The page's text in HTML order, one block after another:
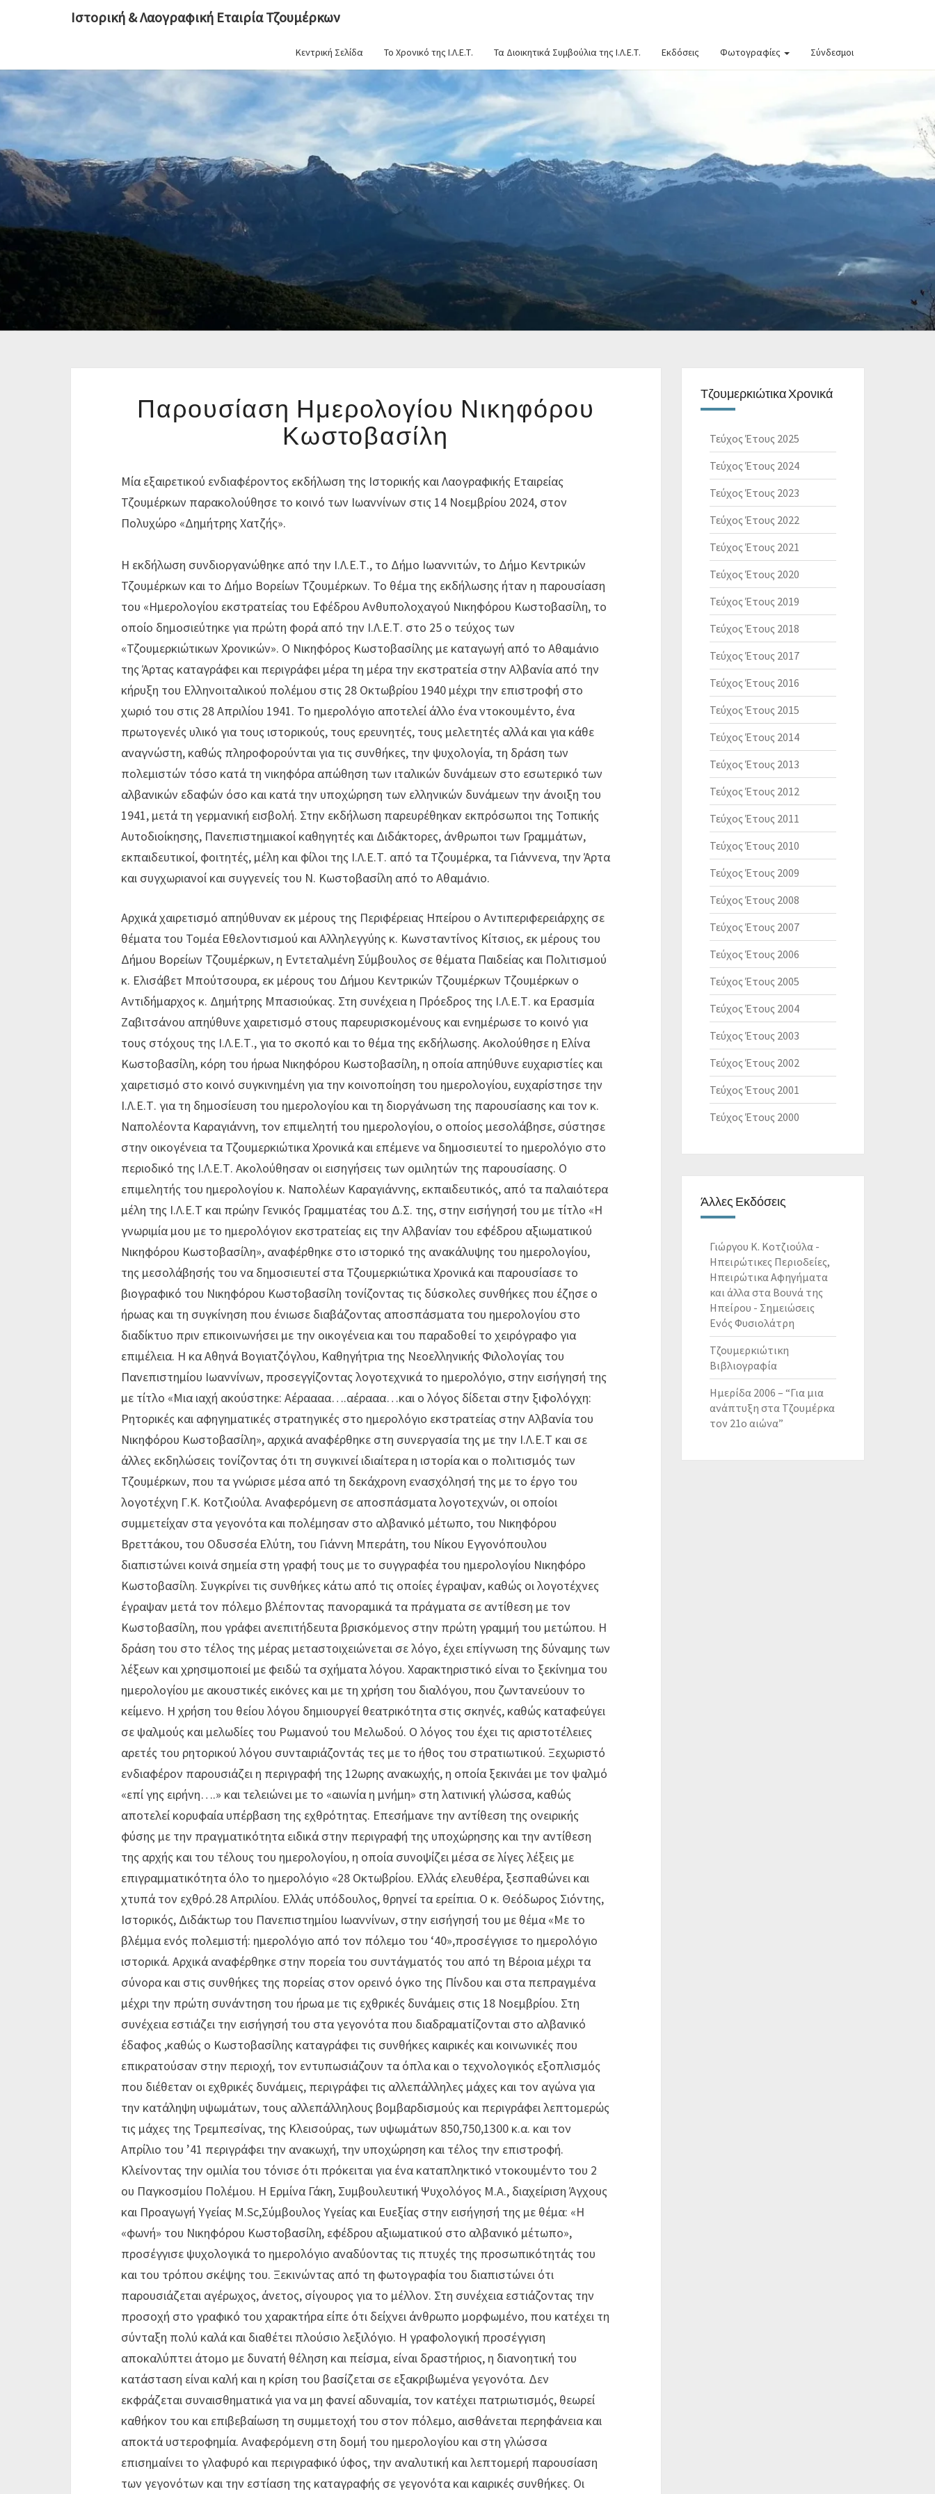
Ιστορική & Λαογραφική Εταιρία Τζουμέρκων
Κεντρική Σελίδα Το Χρονικό της Ι.Λ.Ε.Τ. Τα Διοικητικά Συμβούλια της Ι.Λ.Ε.Τ. Εκδόσεις Φωτογραφίες Σύνδεσμοι
Ημερολογίου
Νικηφόρου
Κωστοβασίλη
Παρουσίαση Ημερολογίου Νικηφόρου
Κωστοβασίλη
Μία εξαιρετικού ενδιαφέροντος εκδήλωση της Ιστορικής και Λαογραφικής Εταιρείας
Τζουμέρκων παρακολούθησε το κοινό των Ιωαννίνων στις 14 Νοεμβρίου 2024, στον
Πολυχώρο «Δημήτρης Χατζής».
Η εκδήλωση συνδιοργανώθηκε από την Ι.Λ.Ε.Τ., το Δήμο Ιωαννιτών, το Δήμο Κεντρικών
Τζουμέρκων και το Δήμο Βορείων Τζουμέρκων. Το θέμα της εκδήλωσης ήταν η παρουσίαση
του «Ημερολογίου εκστρατείας του Εφέδρου Ανθυπολοχαγού Νικηφόρου Κωστοβασίλη, το
οποίο δημοσιεύτηκε για πρώτη φορά από την Ι.Λ.Ε.Τ. στο 25 ο τεύχος των
«Τζουμερκιώτικων Χρονικών». Ο Νικηφόρος Κωστοβασίλης με καταγωγή από το Αθαμάνιο
της Άρτας καταγράφει και περιγράφει μέρα τη μέρα την εκστρατεία στην Αλβανία από την
κήρυξη του Ελληνοιταλικού πολέμου στις 28 Οκτωβρίου 1940 μέχρι την επιστροφή στο
χωριό του στις 28 Απριλίου 1941. Το ημερολόγιο αποτελεί άλλο ένα ντοκουμέντο, ένα
πρωτογενές υλικό για τους ιστορικούς, τους ερευνητές, τους μελετητές αλλά και για κάθε
αναγνώστη, καθώς πληροφορούνται για τις συνθήκες, την ψυχολογία, τη δράση των
πολεμιστών τόσο κατά τη νικηφόρα απώθηση των ιταλικών δυνάμεων στο εσωτερικό των
αλβανικών εδαφών όσο και κατά την υποχώρηση των ελληνικών δυνάμεων την άνοιξη του
1941, μετά τη γερμανική εισβολή. Στην εκδήλωση παρευρέθηκαν εκπρόσωποι της Τοπικής
Αυτοδιοίκησης, Πανεπιστημιακοί καθηγητές και Διδάκτορες, άνθρωποι των Γραμμάτων,
εκπαιδευτικοί, φοιτητές, μέλη και φίλοι της Ι.Λ.Ε.Τ. από τα Τζουμέρκα, τα Γιάννενα, την Άρτα
και συγχωριανοί και συγγενείς του Ν. Κωστοβασίλη από το Αθαμάνιο.
Αρχικά χαιρετισμό απηύθυναν εκ μέρους της Περιφέρειας Ηπείρου ο Αντιπεριφερειάρχης σε
θέματα του Τομέα Εθελοντισμού και Αλληλεγγύης κ. Κωνσταντίνος Κίτσιος, εκ μέρους του
Δήμου Βορείων Τζουμέρκων, η Εντεταλμένη Σύμβουλος σε θέματα Παιδείας και Πολιτισμού
κ. Ελισάβετ Μπούτσουρα, εκ μέρους του Δήμου Κεντρικών Τζουμέρκων Τζουμέρκων ο
Αντιδήμαρχος κ. Δημήτρης Μπασιούκας. Στη συνέχεια η Πρόεδρος της Ι.Λ.Ε.Τ. κα Ερασμία
Ζαβιτσάνου απηύθυνε χαιρετισμό στους παρευρισκομένους και ενημέρωσε το κοινό για
τους στόχους της Ι.Λ.Ε.Τ., για το σκοπό και το θέμα της εκδήλωσης. Ακολούθησε η Ελίνα
Κωστοβασίλη, κόρη του ήρωα Νικηφόρου Κωστοβασίλη, η οποία απηύθυνε ευχαριστίες και
χαιρετισμό στο κοινό συγκινημένη για την κοινοποίηση του ημερολογίου, ευχαρίστησε την
Ι.Λ.Ε.Τ. για τη δημοσίευση του ημερολογίου και τη διοργάνωση της παρουσίασης και τον κ.
Ναπολέοντα Καραγιάννη, τον επιμελητή του ημερολογίου, ο οποίος μεσολάβησε, σύστησε
στην οικογένεια τα Τζουμερκιώτικα Χρονικά και επέμενε να δημοσιευτεί το ημερολόγιο στο
περιοδικό της Ι.Λ.Ε.Τ. Ακολούθησαν οι εισηγήσεις των ομιλητών της παρουσίασης. Ο
επιμελητής του ημερολογίου κ. Ναπολέων Καραγιάννης, εκπαιδευτικός, από τα παλαιότερα
μέλη της Ι.Λ.Ε.Τ και πρώην Γενικός Γραμματέας του Δ.Σ. της, στην εισήγησή του με τίτλο «Η
γνωριμία μου με το ημερολόγιον εκστρατείας εις την Αλβανίαν του εφέδρου αξιωματικού
Νικηφόρου Κωστοβασίλη», αναφέρθηκε στο ιστορικό της ανακάλυψης του ημερολογίου,
της μεσολάβησής του να δημοσιευτεί στα Τζουμερκιώτικα Χρονικά και παρουσίασε το
βιογραφικό του Νικηφόρου Κωστοβασίλη τονίζοντας τις δύσκολες συνθήκες που έζησε ο
ήρωας και τη συγκίνηση που ένιωσε διαβάζοντας αποσπάσματα του ημερολογίου στο
διαδίκτυο πριν επικοινωνήσει με την οικογένεια και του παραδοθεί το χειρόγραφο για
επιμέλεια. Η κα Αθηνά Βογιατζόγλου, Καθηγήτρια της Νεοελληνικής Φιλολογίας του
Πανεπιστημίου Ιωαννίνων, προσεγγίζοντας λογοτεχνικά το ημερολόγιο, στην εισήγησή της
με τίτλο «Μια ιαχή ακούστηκε: Αέραααα….αέρααα…και ο λόγος δίδεται στην ξιφολόγχη:
Ρητορικές και αφηγηματικές στρατηγικές στο ημερολόγιο εκστρατείας στην Αλβανία του
Νικηφόρου Κωστοβασίλη», αρχικά αναφέρθηκε στη συνεργασία της με την Ι.Λ.Ε.Τ και σε
άλλες εκδηλώσεις τονίζοντας ότι τη συγκινεί ιδιαίτερα η ιστορία και ο πολιτισμός των
Τζουμέρκων, που τα γνώρισε μέσα από τη δεκάχρονη ενασχόλησή της με το έργο του
λογοτέχνη Γ.Κ. Κοτζιούλα. Αναφερόμενη σε αποσπάσματα λογοτεχνών, οι οποίοι
συμμετείχαν στα γεγονότα και πολέμησαν στο αλβανικό μέτωπο, του Νικηφόρου
Βρεττάκου, του Οδυσσέα Ελύτη, του Γιάννη Μπεράτη, του Νίκου Εγγονόπουλου
διαπιστώνει κοινά σημεία στη γραφή τους με το συγγραφέα του ημερολογίου Νικηφόρο
Κωστοβασίλη. Συγκρίνει τις συνθήκες κάτω από τις οποίες έγραψαν, καθώς οι λογοτέχνες
έγραψαν μετά τον πόλεμο βλέποντας πανοραμικά τα πράγματα σε αντίθεση με τον
Κωστοβασίλη, που γράφει ανεπιτήδευτα βρισκόμενος στην πρώτη γραμμή του μετώπου. Η
δράση του στο τέλος της μέρας μεταστοιχειώνεται σε λόγο, έχει επίγνωση της δύναμης των
λέξεων και χρησιμοποιεί με φειδώ τα σχήματα λόγου. Χαρακτηριστικό είναι το ξεκίνημα του
ημερολογίου με ακουστικές εικόνες και με τη χρήση του διαλόγου, που ζωντανεύουν το
κείμενο. Η χρήση του θείου λόγου δημιουργεί θεατρικότητα στις σκηνές, καθώς καταφεύγει
σε ψαλμούς και μελωδίες του Ρωμανού του Μελωδού. Ο λόγος του έχει τις αριστοτέλειες
αρετές του ρητορικού λόγου συνταιριάζοντάς τες με το ήθος του στρατιωτικού. Ξεχωριστό
ενδιαφέρον παρουσιάζει η περιγραφή της 12ωρης ανακωχής, η οποία ξεκινάει με τον ψαλμό
«επί γης ειρήνη….» και τελειώνει με το «αιωνία η μνήμη» στη λατινική γλώσσα, καθώς
αποτελεί κορυφαία υπέρβαση της εχθρότητας. Επεσήμανε την αντίθεση της ονειρικής
φύσης με την πραγματικότητα ειδικά στην περιγραφή της υποχώρησης και την αντίθεση
της αρχής και του τέλους του ημερολογίου, η οποία συνοψίζει μέσα σε λίγες λέξεις με
επιγραμματικότητα όλο το ημερολόγιο «28 Οκτωβρίου. Ελλάς ελευθέρα, ξεσπαθώνει και
χτυπά τον εχθρό.28 Απριλίου. Ελλάς υπόδουλος, θρηνεί τα ερείπια. Ο κ. Θεόδωρος Σιόντης,
Ιστορικός, Διδάκτωρ του Πανεπιστημίου Ιωαννίνων, στην εισήγησή του με θέμα «Με το
βλέμμα ενός πολεμιστή: ημερολόγιο από τον πόλεμο του ‘40»,προσέγγισε το ημερολόγιο
ιστορικά. Αρχικά αναφέρθηκε στην πορεία του συντάγματός του από τη Βέροια μέχρι τα
σύνορα και στις συνθήκες της πορείας στον ορεινό όγκο της Πίνδου και στα πεπραγμένα
μέχρι την πρώτη συνάντηση του ήρωα με τις εχθρικές δυνάμεις στις 18 Νοεμβρίου. Στη
συνέχεια εστιάζει την εισήγησή του στα γεγονότα που διαδραματίζονται στο αλβανικό
έδαφος ,καθώς ο Κωστοβασίλης καταγράφει τις συνθήκες καιρικές και κοινωνικές που
επικρατούσαν στην περιοχή, τον εντυπωσιάζουν τα όπλα και ο τεχνολογικός εξοπλισμός
που διέθεταν οι εχθρικές δυνάμεις, περιγράφει τις αλλεπάλληλες μάχες και τον αγώνα για
την κατάληψη υψωμάτων, τους αλλεπάλληλους βομβαρδισμούς και περιγράφει λεπτομερώς
τις μάχες της Τρεμπεσίνας, της Κλεισούρας, των υψωμάτων 850,750,1300 κ.α. και τον
Απρίλιο του ’41 περιγράφει την ανακωχή, την υποχώρηση και τέλος την επιστροφή.
Κλείνοντας την ομιλία του τόνισε ότι πρόκειται για ένα καταπληκτικό ντοκουμέντο του 2
ου Παγκοσμίου Πολέμου. Η Ερμίνα Γάκη, Συμβουλευτική Ψυχολόγος Μ.Α., διαχείριση Άγχους
και Προαγωγή Υγείας M.Sc,Σύμβουλος Υγείας και Ευεξίας στην εισήγησή της με θέμα: «Η
«φωνή» του Νικηφόρου Κωστοβασίλη, εφέδρου αξιωματικού στο αλβανικό μέτωπο»,
προσέγγισε ψυχολογικά το ημερολόγιο αναδύοντας τις πτυχές της προσωπικότητάς του
και του τρόπου σκέψης του. Ξεκινώντας από τη φωτογραφία του διαπιστώνει ότι
παρουσιάζεται αγέρωχος, άνετος, σίγουρος για το μέλλον. Στη συνέχεια εστιάζοντας την
προσοχή στο γραφικό του χαρακτήρα είπε ότι δείχνει άνθρωπο μορφωμένο, που κατέχει τη
σύνταξη πολύ καλά και διαθέτει πλούσιο λεξιλόγιο. Η γραφολογική προσέγγιση
αποκαλύπτει άτομο με δυνατή θέληση και πείσμα, είναι δραστήριος, η διανοητική του
κατάσταση είναι καλή και η κρίση του βασίζεται σε εξακριβωμένα γεγονότα. Δεν
εκφράζεται συναισθηματικά για να μη φανεί αδυναμία, τον κατέχει πατριωτισμός, θεωρεί
καθήκον του και επιβεβαίωση τη συμμετοχή του στον πόλεμο, αισθάνεται περηφάνεια και
αποκτά υστεροφημία. Αναφερόμενη στη δομή του ημερολογίου και στη γλώσσα
επισημαίνει το γλαφυρό και περιγραφικό ύφος, την αναλυτική και λεπτομερή παρουσίαση
των γεγονότων και την εστίαση της καταγραφής σε γεγονότα και καιρικές συνθήκες. Οι
Τζουμερκιώτικα Χρονικά
Τεύχος Έτους 2025
Τεύχος Έτους 2024
Τεύχος Έτους 2023
Τεύχος Έτους 2022
Τεύχος Έτους 2021
Τεύχος Έτους 2020
Τεύχος Έτους 2019
Τεύχος Έτους 2018
Τεύχος Έτους 2017
Τεύχος Έτους 2016
Τεύχος Έτους 2015
Τεύχος Έτους 2014
Τεύχος Έτους 2013
Τεύχος Έτους 2012
Τεύχος Έτους 2011
Τεύχος Έτους 2010
Τεύχος Έτους 2009
Τεύχος Έτους 2008
Τεύχος Έτους 2007
Τεύχος Έτους 2006
Τεύχος Έτους 2005
Τεύχος Έτους 2004
Τεύχος Έτους 2003
Τεύχος Έτους 2002
Τεύχος Έτους 2001
Τεύχος Έτους 2000
Άλλες Εκδόσεις
Γιώργου Κ. Κοτζιούλα -
Ηπειρώτικες Περιοδείες,
Ηπειρώτικα Αφηγήματα
και άλλα στα Βουνά της
Ηπείρου - Σημειώσεις
Ενός Φυσιολάτρη
Τζουμερκιώτικη
Βιβλιογραφία
Ημερίδα 2006 – “Για μια
ανάπτυξη στα Τζουμέρκα
τον 21ο αιώνα”